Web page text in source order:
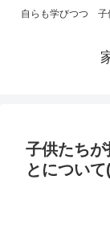
自らも学びつつ 子
子供たち
とについて